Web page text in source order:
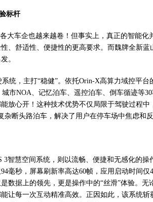
标杆
车企也越来越卷！但事实上，真正的智能化
、舒适性、便捷性的更高要求。而魏牌全新蓝
。
统，主打“稳健”。依托Orin-X高算力域控平台
市NOA、记忆泊车、遥控泊车、倒车循迹等
放心开！这种技术优势不仅局限于驾驶过程中
断头路泊车，解决了用户在停车场中焦虑和
智慧空间系统，则以流畅、便捷和无感化的操
毫秒，屏幕刷新率高达60帧，应用启动时间仅
数据上的领先，更是操作中的“丝滑”体验。无
让每一次互动精准高效。正因如此，该系统斩